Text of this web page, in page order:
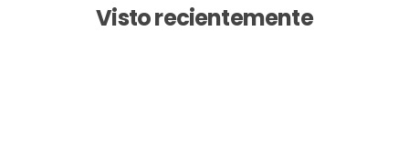
Visto recientemente